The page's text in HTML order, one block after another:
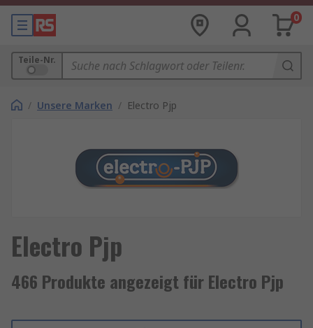
0
Teile-Nr.
/ Unsere Marken / Electro Pjp
Electro Pjp
466 Produkte angezeigt für Electro Pjp